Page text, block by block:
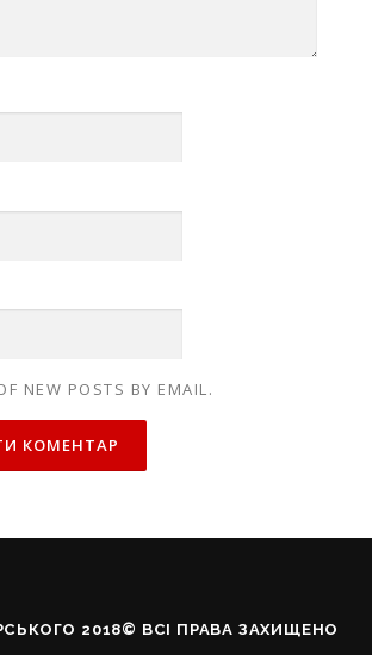
NEW POSTS BY EMAIL.
2018© ВСІ ПРАВА ЗАХИЩЕНО